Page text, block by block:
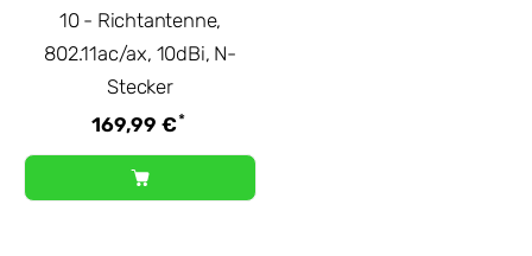
10 - Richtantenne,
802.11ac/ax, 10dBi, N-
Stecker
169,99 €*